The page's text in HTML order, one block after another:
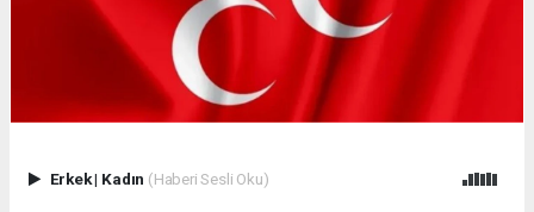
Erkek| Kadın (Haberi Sesli Oku)